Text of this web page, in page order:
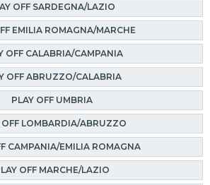
OFF SARDEGNA/LAZIO
EMILIA ROMAGNA/MARCHE
OFF CALABRIA/CAMPANIA
OFF ABRUZZO/CALABRIA
PLAY OFF UMBRIA
OFF LOMBARDIA/ABRUZZO
CAMPANIA/EMILIA ROMAGNA
OFF MARCHE/LAZIO